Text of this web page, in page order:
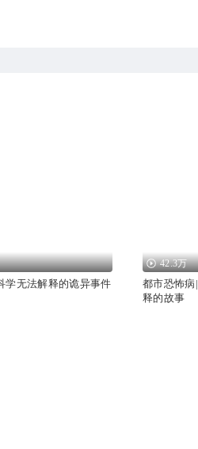
学无法解释的诡异事件
42.3万
都市恐怖
释的故事